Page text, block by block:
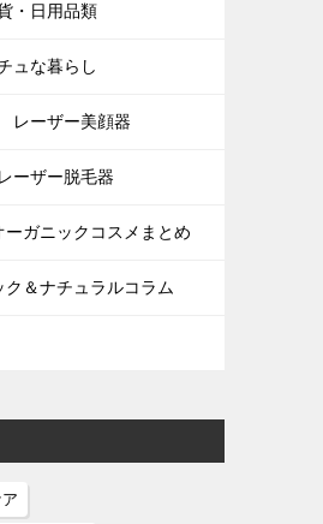
・日用品類
ュな暮らし
レーザー美顔器
ーザー脱毛器
ーガニックコスメまとめ
ク＆ナチュラルコラム